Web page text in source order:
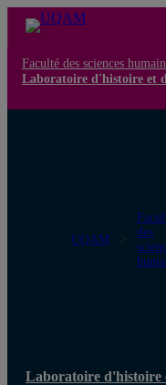
Faculté des sciences
Laboratoire d'histoire et
UQAM
des
Laboratoire d'histoire